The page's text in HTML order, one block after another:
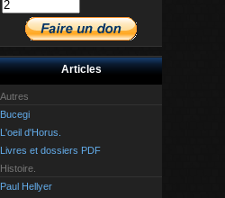
Articles
Autres
Bucegi
L'oeil d'Horus.
Livres et dossiers PDF
Histoire.
Paul Hellyer